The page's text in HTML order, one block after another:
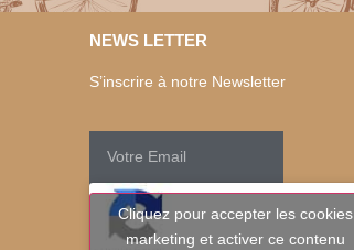
NEWS LETTER
S’inscrire à notre Newsletter
Cliquez pour accepter les cookies
marketing et activer ce contenu